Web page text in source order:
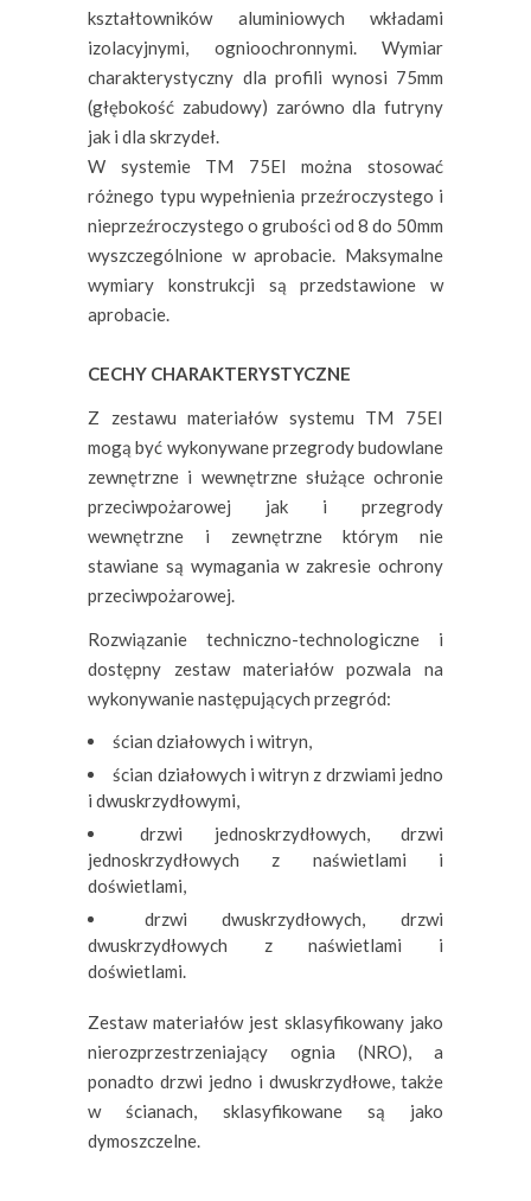
kształtowników aluminiowych wkładami
izolacyjnymi, ognioochronnymi. Wymiar
charakterystyczny dla profili wynosi 75mm
(głębokość zabudowy) zarówno dla futryny
jak i dla skrzydeł.
W systemie TM 75EI można stosować
różnego typu wypełnienia przeźroczystego i
nieprzeźroczystego o grubości od 8 do 50mm
wyszczególnione w aprobacie. Maksymalne
wymiary konstrukcji są przedstawione w
aprobacie.
CECHY CHARAKTERYSTYCZNE
Z zestawu materiałów systemu TM 75EI
mogą być wykonywane przegrody budowlane
zewnętrzne i wewnętrzne służące ochronie
przeciwpożarowej jak i przegrody
wewnętrzne i zewnętrzne którym nie
stawiane są wymagania w zakresie ochrony
przeciwpożarowej.
Rozwiązanie techniczno-technologiczne i
dostępny zestaw materiałów pozwala na
wykonywanie następujących przegród:
ścian działowych i witryn,
ścian działowych i witryn z drzwiami jedno
i dwuskrzydłowymi,
drzwi jednoskrzydłowych, drzwi
jednoskrzydłowych z naświetlami i
doświetlami,
drzwi dwuskrzydłowych, drzwi
dwuskrzydłowych z naświetlami i
doświetlami.
Zestaw materiałów jest sklasyfikowany jako
nierozprzestrzeniający ognia (NRO), a
ponadto drzwi jedno i dwuskrzydłowe, także
w ścianach, sklasyfikowane są jako
dymoszczelne.